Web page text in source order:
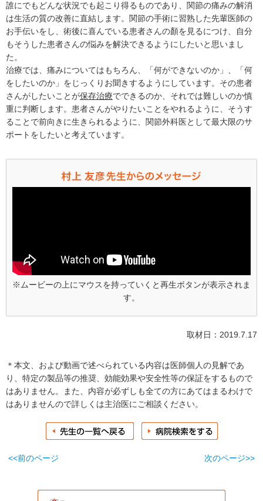
誰にでもどんな状況でも起こり得るものであり、関節の痛みの解消
は生活の質の改善に直結します。関節の手術に習熟した先輩医師の
お手伝いをし、術後に喜んでいる患者さんの顏を見るにつけ、自分
もそうした患者さんの悩みを解決できるようにしたいと思いまし
た。
治療では、痛みについてはもちろん、「何ができないのか」、「何
をしたいのか」をじっくりお聞きするようにしています。その患者
さんがしたいことが保存治療でできるのか、それでは難しいのか慎
重に判断します。患者さんがやりたいことをやれるように、そうす
ることで前向きに生きられるように、関節外科医として最大限のサ
ポートをしたいと考えています。
※ムービーの上にマウスを持っていくと再生ボタンが表示されま
す。
取材日：2019.7.17
＊本文、および動画で述べられている内容は医師個人の見解であ
り、特定の製品等の推奨、効能効果や安全性等の保証をするもので
はありません。また、内容が必ずしも全ての方にあてはまるわけで
はありませんので詳しくは主治医にご相談ください。
<<前のページ 次のページ>>